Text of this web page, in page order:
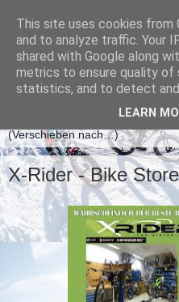
X-Rider - Bike Store
This site uses cookies
and to analyze traffic. Your
shared with Google along
metrics to ensure quality of
statistics, and to detect and
LEARN